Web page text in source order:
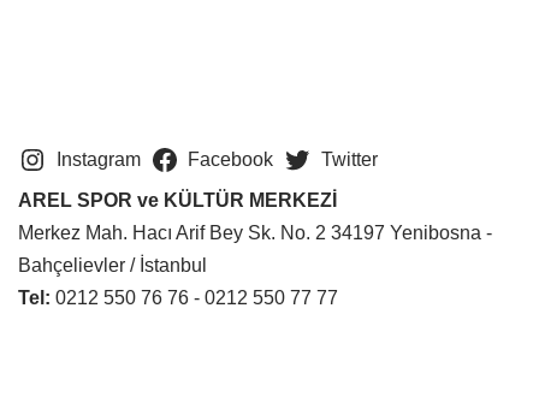
Instagram Facebook
Twitter
AREL SPOR ve KÜLTÜR MERKEZİ
Merkez Mah. Hacı Arif Bey Sk. No. 2 34197 Yenibosna -
Bahçelievler / İstanbul
Tel: 0212 550 76 76 - 0212 550 77 77